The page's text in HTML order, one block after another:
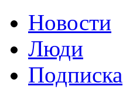
Новости
Люди
Подписка